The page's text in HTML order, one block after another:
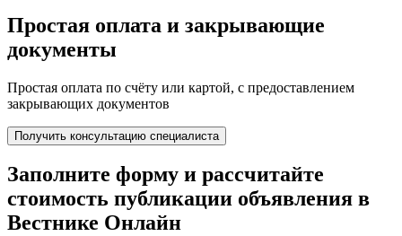
Простая оплата и закрывающие
документы
Простая оплата по счёту или картой, с предоставлением
закрывающих документов
Получить консультацию специалиста
Заполните форму и рассчитайте
стоимость публикации объявления в
Вестнике Онлайн